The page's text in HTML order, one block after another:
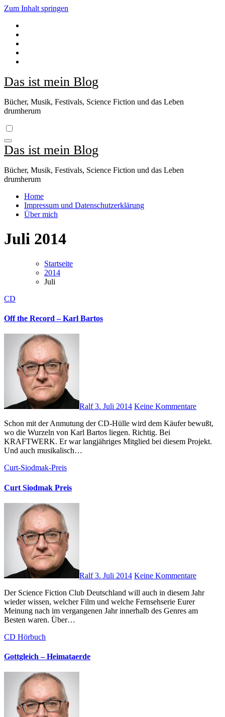
Zum Inhalt springen
Das ist mein Blog
Bücher, Musik, Festivals, Science Fiction und das Leben
drumherum
Das ist mein Blog
Bücher, Musik, Festivals, Science Fiction und das Leben
drumherum
Home
Impressum und Datenschutzerklärung
Über mich
Juli 2014
Startseite
2014
Juli
CD
Off the Record – Karl Bartos
Ralf3. Juli 2014 Keine Kommentare
Schon mit der Anmutung der CD-Hülle wird dem Käufer bewußt,
wo die Wurzeln von Karl Bartos liegen. Richtig. Bei
KRAFTWERK. Er war langjähriges Mitglied bei diesem Projekt.
Und auch musikalisch…
Curt-Siodmak-Preis
Curt Siodmak Preis
Ralf3. Juli 2014 Keine Kommentare
Der Science Fiction Club Deutschland will auch in diesem Jahr
wieder wissen, welcher Film und welche Fernsehserie Eurer
Meinung nach im vergangenen Jahr innerhalb des Genres am
Besten waren. Über…
CD Hörbuch
Gottgleich – Heimataerde